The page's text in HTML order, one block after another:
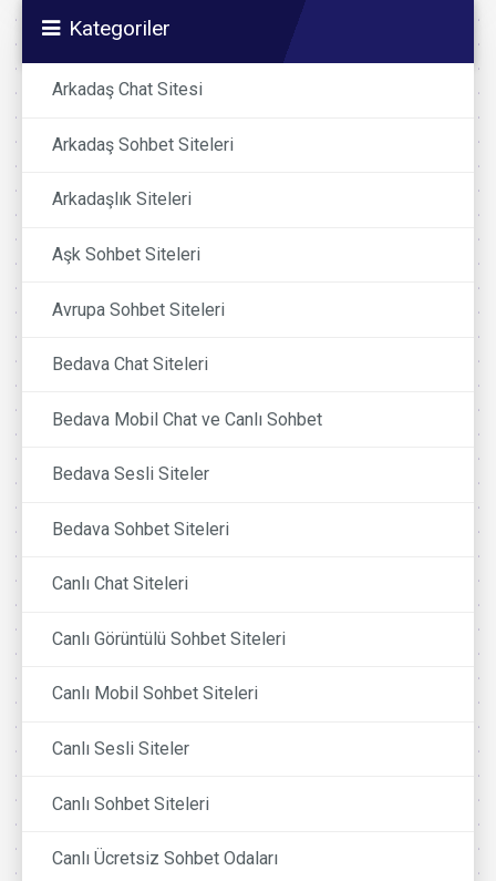
Kategoriler
Arkadaş Chat Sitesi
Arkadaş Sohbet Siteleri
Arkadaşlık Siteleri
Aşk Sohbet Siteleri
Avrupa Sohbet Siteleri
Bedava Chat Siteleri
Bedava Mobil Chat ve Canlı Sohbet
Bedava Sesli Siteler
Bedava Sohbet Siteleri
Canlı Chat Siteleri
Canlı Görüntülü Sohbet Siteleri
Canlı Mobil Sohbet Siteleri
Canlı Sesli Siteler
Canlı Sohbet Siteleri
Canlı Ücretsiz Sohbet Odaları